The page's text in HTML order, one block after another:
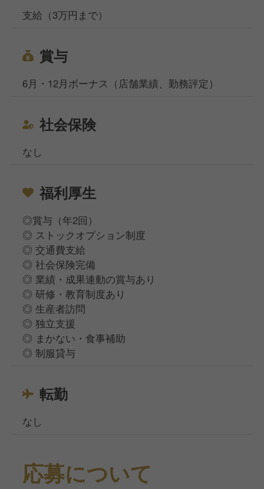
支給（3万円まで）
賞与
6月・12月ボーナス（店舗業績、勤務評定）
社会保険
なし
福利厚生
◎賞与（年2回）
◎ ストックオプション制度
◎ 交通費支給
◎ 社会保険完備
◎ 業績・成果連動の賞与あり
◎ 研修・教育制度あり
◎ 生産者訪問
◎ 独立支援
◎ まかない・食事補助
◎ 制服貸与
転勤
なし
応募について